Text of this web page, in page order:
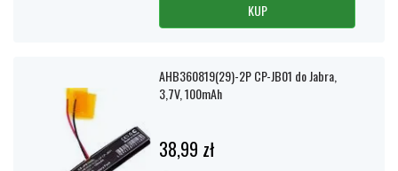
KUP
AHB360819(29)-2P CP-JB01 do Jabra,
3,7V, 100mAh
38,99 zł